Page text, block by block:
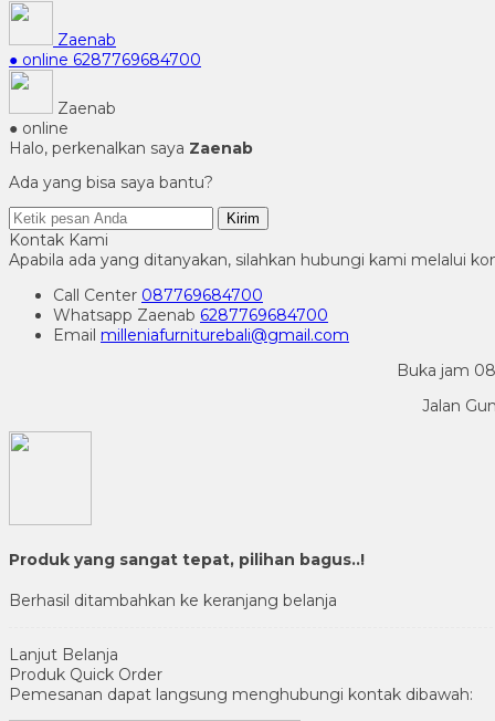
Zaenab
● online 6287769684700
Zaenab
● online
Halo, perkenalkan saya Zaenab
Ada yang bisa saya bantu?
Kirim
Kontak Kami
Apabila ada yang ditanyakan, silahkan hubungi kami melalui
Call Center 087769684700
Whatsapp Zaenab 6287769684700
Email milleniafurniturebali@gmail.com
Buka jam
Jalan
Produk yang sangat tepat, pilihan bagus..!
Berhasil ditambahkan ke keranjang belanja
Lanjut Belanja
Produk Quick Order
Pemesanan dapat langsung menghubungi kontak dibawah: